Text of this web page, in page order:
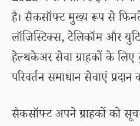
है। सैकसॉफ्ट मुख्य रूप से
लॉजिस्टिक्स, टेलिकॉम और
हेल्थकेअर सेवा ग्राहकों के लिए
परिवर्तन समाधान सेवाएं प्रदान
सैकसॉफ्ट अपने ग्राहकों को